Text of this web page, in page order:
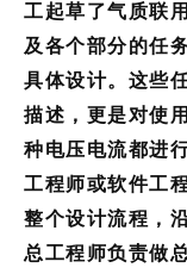
工起草了气质联
及各个部分的任
具体设计。这些
描述，更是对使
种电压电流都进
工程师或软件工
整个设计流程，
总工程师负责做